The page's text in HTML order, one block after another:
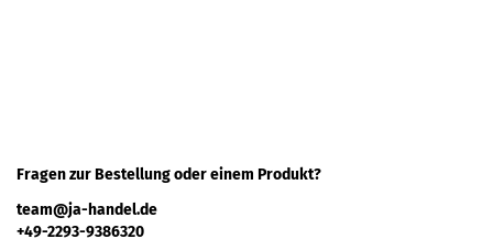
Fragen zur Bestellung oder einem Produkt?
team@ja-handel.de
+49-2293-9386320